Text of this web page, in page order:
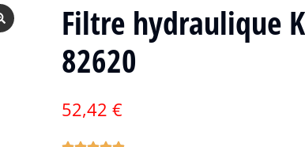
Filtre hydraulique
82620
52,42 €